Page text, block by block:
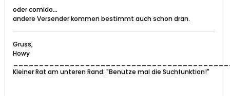
oder comido...
andere Versender kommen bestimmt auch schon dran.
Gruss,
Howy
Kleiner Rat am unteren Rand: "Benutze mal die Suchfunktion!"